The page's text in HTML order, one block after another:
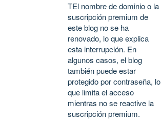
TEl nombre de dominio o la
suscripción premium de
este blog no se ha
renovado, lo que explica
esta interrupción. En
algunos casos, el blog
también puede estar
protegido por contraseña, lo
que limita el acceso
mientras no se reactive la
suscripción premium.